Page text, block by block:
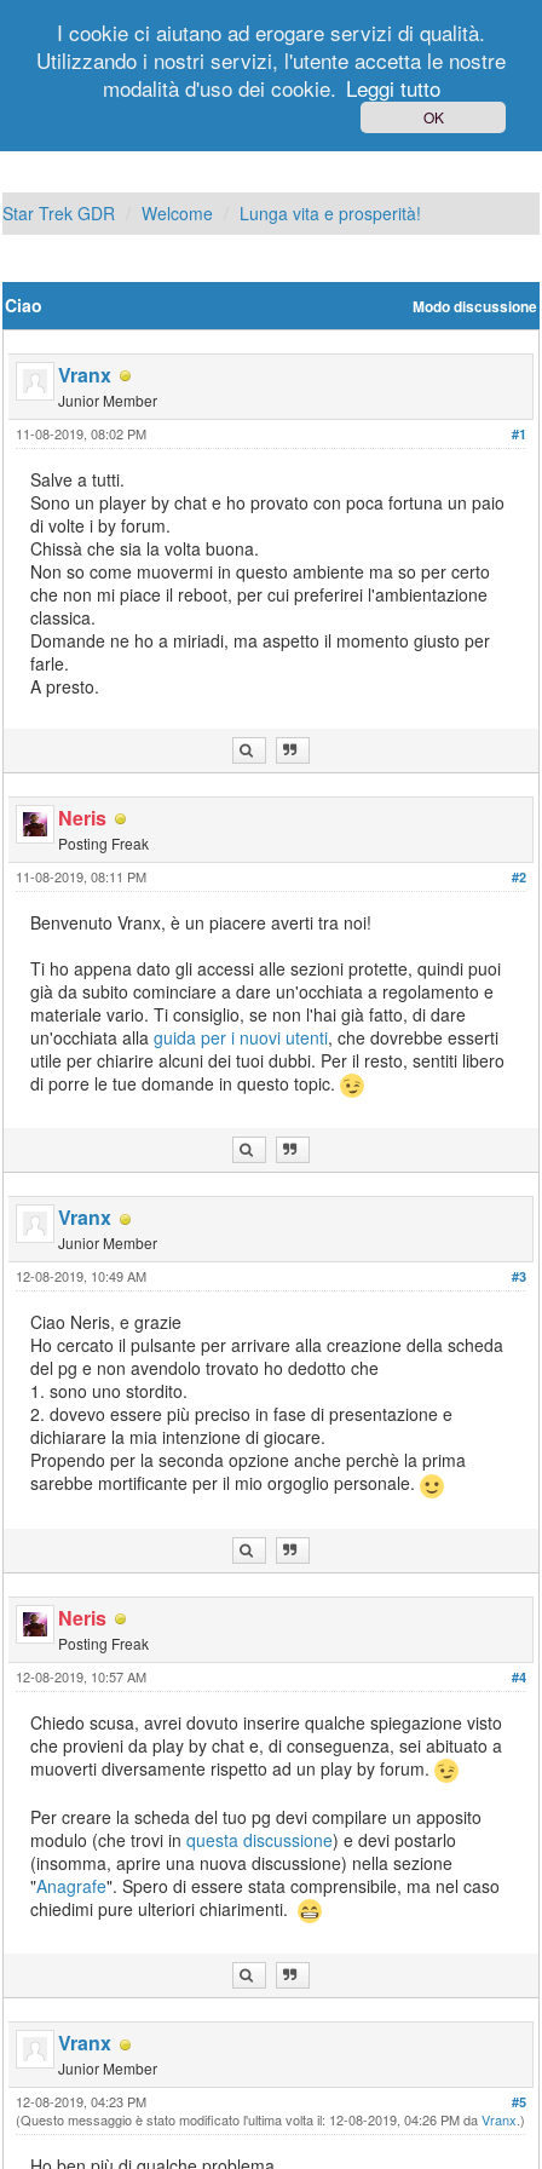
Registrati
Star Trek GDR Welcome Lunga vita e prosperità!
Modo discussione
Ciao
Vranx
Junior Member
#1
11-08-2019, 08:02 PM
Salve a tutti.
Sono un player by chat e ho provato con poca fortuna un paio
di volte i by forum.
Chissà che sia la volta buona.
Non so come muovermi in questo ambiente ma so per certo
che non mi piace il reboot, per cui preferirei l'ambientazione
classica.
Domande ne ho a miriadi, ma aspetto il momento giusto per
farle.
A presto.
Neris
Posting Freak
#2
11-08-2019, 08:11 PM
Benvenuto Vranx, è un piacere averti tra noi!
Ti ho appena dato gli accessi alle sezioni protette, quindi puoi
già da subito cominciare a dare un'occhiata a regolamento e
materiale vario. Ti consiglio, se non l'hai già fatto, di dare
un'occhiata allaguida per i nuovi utenti, che dovrebbe esserti
utile per chiarire alcuni dei tuoi dubbi. Per il resto, sentiti libero
di porre le tue domande in questo topic.
Vranx
Junior Member
#3
12-08-2019, 10:49 AM
Ciao Neris, e grazie
Ho cercato il pulsante per arrivare alla creazione della scheda
del pg e non avendolo trovato ho dedotto che
1. sono uno stordito.
2. dovevo essere più preciso in fase di presentazione e
dichiarare la mia intenzione di giocare.
Propendo per la seconda opzione anche perchè la prima
sarebbe mortificante per il mio orgoglio personale.
Neris
Posting Freak
#4
12-08-2019, 10:57 AM
Chiedo scusa, avrei dovuto inserire qualche spiegazione visto
che provieni da play by chat e, di conseguenza, sei abituato a
muoverti diversamente rispetto ad un play by forum.
Per creare la scheda del tuo pg devi compilare un apposito
modulo (che trovi inquesta discussione) e devi postarlo
(insomma, aprire una nuova discussione) nella sezione
"Anagrafe". Spero di essere stata comprensibile, ma nel caso
chiedimi pure ulteriori chiarimenti.
Vranx
Junior Member
#5
12-08-2019, 04:23 PM
(Questo messaggio è stato modificato l'ultima volta il: 12-08-2019, 04:26 PM daVranx.)
I cookie ci aiutano ad erogare servizi di qualità.
Utilizzando i nostri servizi, l'utente accetta le nostre
modalità d'uso dei cookie. Leggi tutto
OK